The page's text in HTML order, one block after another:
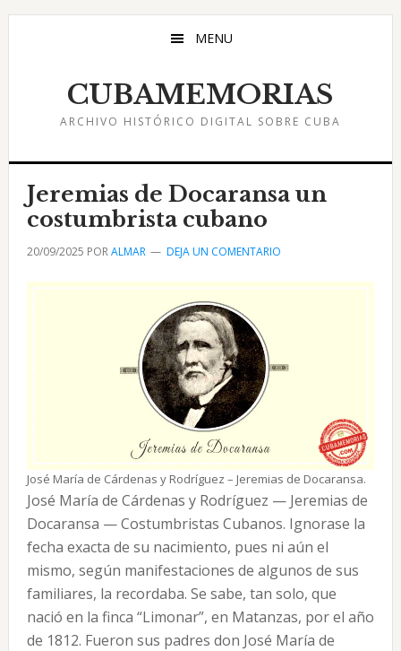
Saltar
Saltar
Saltar
MENU
CUBAMEMORIAS
ARCHIVO HISTÓRICO DIGITAL SOBRE CUBA
Jeremias de Docaransa un
costumbrista cubano
20/09/2025 PORALMAR DEJA UN COMENTARIO
José María de Cárdenas y Rodríguez – Jeremias de Docaransa.
José María de Cárdenas y Rodríguez — Jeremias de
Docaransa — Costumbristas Cubanos. Ignorase la
fecha exacta de su nacimiento, pues ni aún el
mismo, según manifestaciones de algunos de sus
familiares, la recordaba. Se sabe, tan solo, que
nació en la finca “Limonar”, en Matanzas, por el año
de 1812. Fueron sus padres don José María de